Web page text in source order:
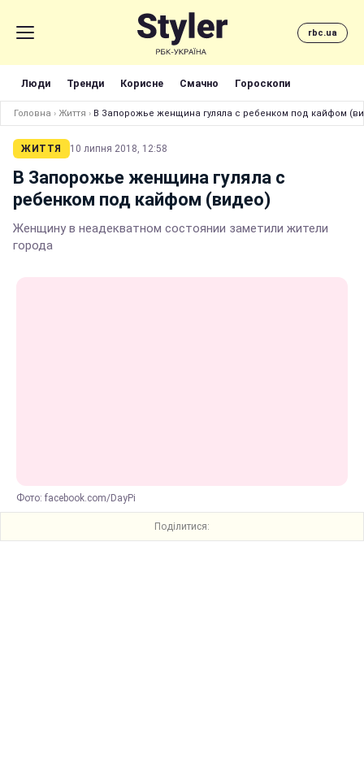
rbc.ua
Люди Тренди Корисне Смачно Гороскопи
Головна › Життя › В Запорожье женщина гуляла с ребенком под кайфом
ЖИТТЯ 10 липня 2018, 12:58
В Запорожье женщина гуляла с
ребенком под кайфом (видео)
Женщину в неадекватном состоянии заметили жители
города
Фото: facebook.com/DayPi
Поділитися: